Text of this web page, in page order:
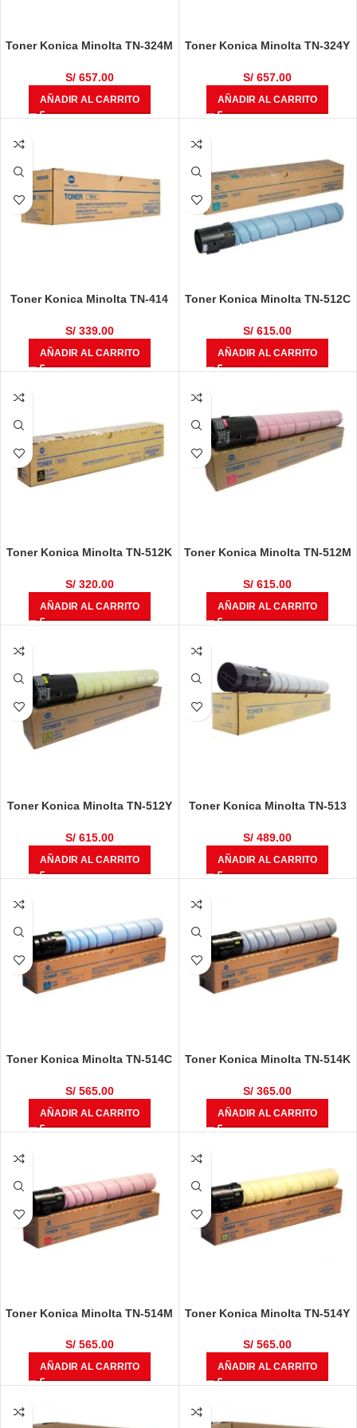
Toner Konica Minolta TN-324M
C258, C308, C368
S/657.00
AÑADIR AL CARRITO
Toner Konica Minolta TN-324Y
C308, C368
S/ 657.00
AÑADIR AL CARRITO
Toner Konica Minolta TN-414
185, 215
S/339.00
AÑADIR AL CARRITO
Toner Konica Minolta TN-512C
C454e, C554, C554e
S/ 615.00
AÑADIR AL CARRITO
Toner Konica Minolta TN-512K
C454e, C554, C554e
S/320.00
AÑADIR AL CARRITO
Toner Konica Minolta TN-512M
C454, C454e, C554, C554e
S/ 615.00
AÑADIR AL CARRITO
Toner Konica Minolta TN-512Y
C454, C454e, C554, C554e
S/615.00
AÑADIR AL CARRITO
Toner Konica Minolta TN-513
S/ 489.00
AÑADIR AL CARRITO
Toner Konica Minolta TN-514C
S/565.00
AÑADIR AL CARRITO
Toner Konica Minolta TN-514K
C658
S/ 365.00
AÑADIR AL CARRITO
Toner Konica Minolta TN-514M
C658
S/565.00
AÑADIR AL CARRITO
Toner Konica Minolta TN-514Y
C658
S/ 565.00
AÑADIR AL CARRITO